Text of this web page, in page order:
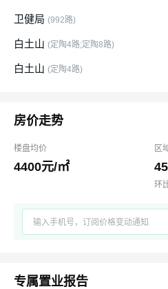
卫健局 (992路)
白土山 (定陶4路;定陶8路)
白土山 (定陶4路)
房价走势
楼盘均价
4400元/㎡
区
环
专属置业报告